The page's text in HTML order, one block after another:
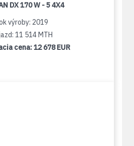
DX 170 W - 5 4X4
výroby: 2019
11 514 MTH
cena:12 678 EUR